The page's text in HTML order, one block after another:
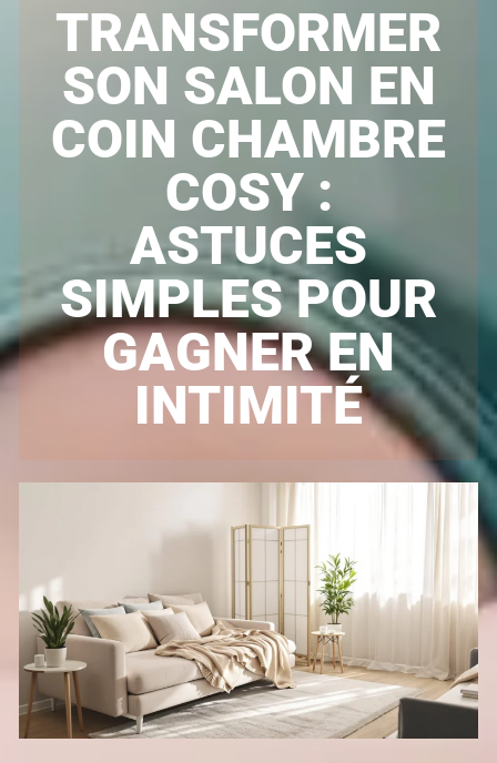
TRANSFORMER
SON SALON EN
COIN CHAMBRE
COSY :
ASTUCES
SIMPLES POUR
GAGNER EN
INTIMITÉ